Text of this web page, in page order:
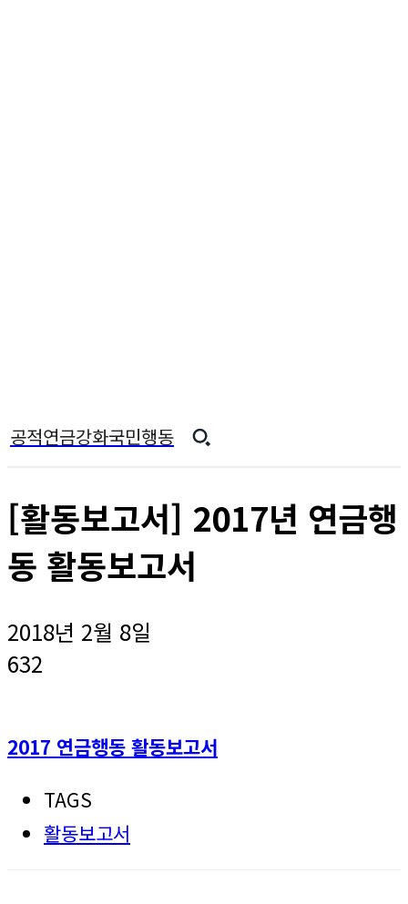
공적연금강화국민행동
[활동보고서] 2017년 연금행
동 활동보고서
2018년 2월 8일
632
2017 연금행동 활동보고서
TAGS
활동보고서